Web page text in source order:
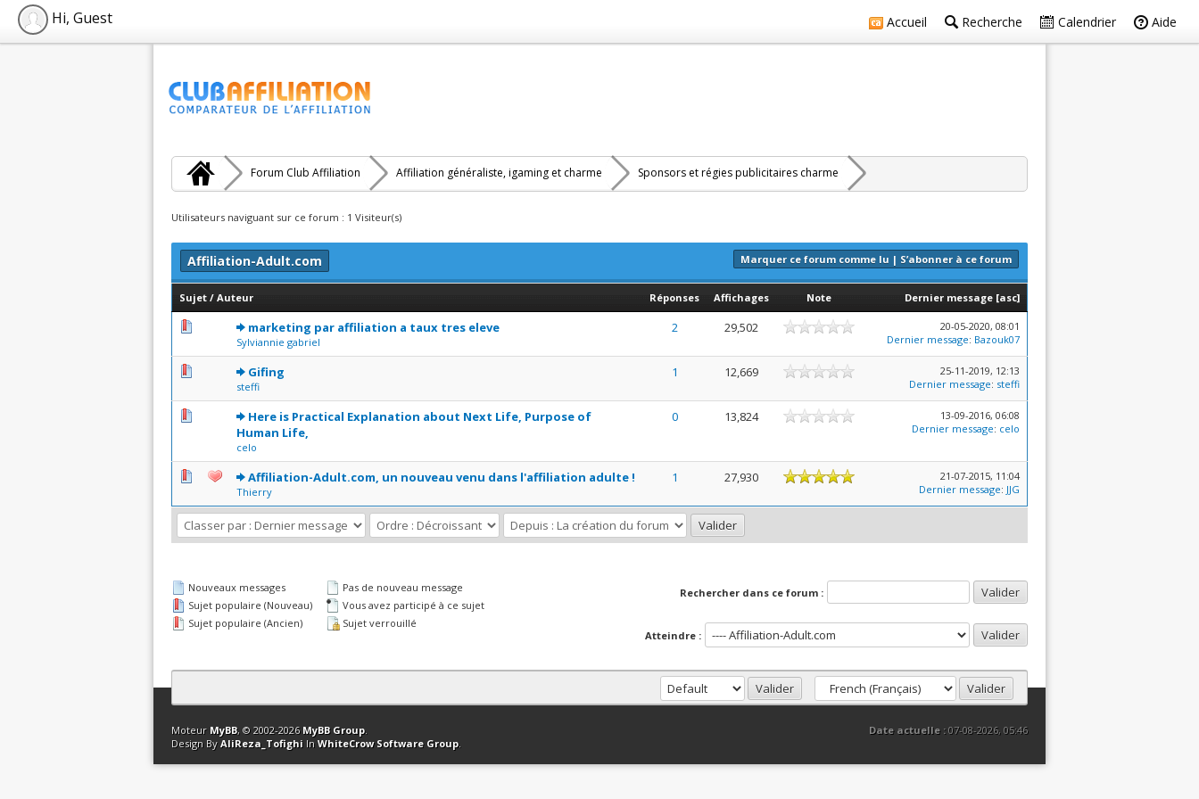
Accueil Recherche Calendrier Aide
Hi, Guest
Forum Club Affiliation Affiliation généraliste, igaming et charme Sponsors et régies publicitaires charme
Utilisateurs naviguant sur ce forum : 1 Visiteur(s)
Marquer ce forum comme lu | S’abonner à ce forum
Affiliation-Adult.com
Sujet / Auteur Réponses Affichages Note Dernier message [asc]
marketing par affiliation a taux tres eleve
Sylviannie gabriel
2 29,502
0 Votes - 0 sur 5 en moyenne
12345
20-05-2020, 08:01
Dernier message: Bazouk07
Gifing
steffi
1 12,669
0 Votes - 0 sur 5 en moyenne
25-11-2019, 12:13
Dernier message: steffi
Here is Practical Explanation about Next Life, Purpose of
Human Life,
celo
0 13,824
0 Votes - 0 sur 5 en moyenne
1 2345
13-09-2016, 06:08
Dernier message: celo
Affiliation-Adult.com, un nouveau venu dans l'affiliation adulte !
Thierry
1 27,930
1 Votes - 5 sur 5 en moyenne
12345
21-07-2015, 11:04
Dernier message: JJG
Nouveaux messages
Sujet populaire (Nouveau)
Sujet populaire (Ancien)
Pas de nouveau message
Vous avez participé à ce sujet
Sujet verrouillé
Rechercher dans ce forum :
Atteindre :
Contact Club Affiliation Retourner en haut Version bas-débit (Archivé) Syndication RSS
Date actuelle :07-08-2026, 05:46
Moteur MyBB, © 2002-2026 MyBB Group.
Design By AliReza_Tofighi In WhiteCrow Software Group.